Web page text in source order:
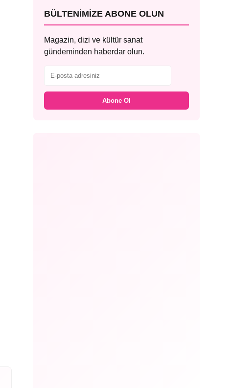
BÜLTENIMIZE ABONE OLUN
Magazin, dizi ve kültür sanat
gündeminden haberdar olun.
Abone Ol